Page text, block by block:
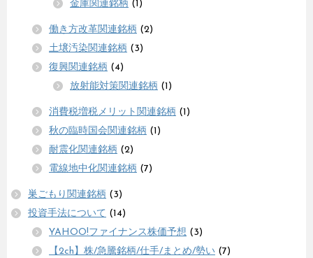
金庫関連銘柄 (1)
働き方改革関連銘柄 (2)
土壌汚染関連銘柄 (3)
復興関連銘柄 (4)
放射能対策関連銘柄 (1)
消費税増税メリット関連銘柄 (1)
秋の臨時国会関連銘柄 (1)
耐震化関連銘柄 (2)
電線地中化関連銘柄 (7)
巣ごもり関連銘柄 (3)
投資手法について (14)
YAHOO!ファイナンス株価予想 (3)
【2ch】株/急騰銘柄/仕手/まとめ/勢い (7)